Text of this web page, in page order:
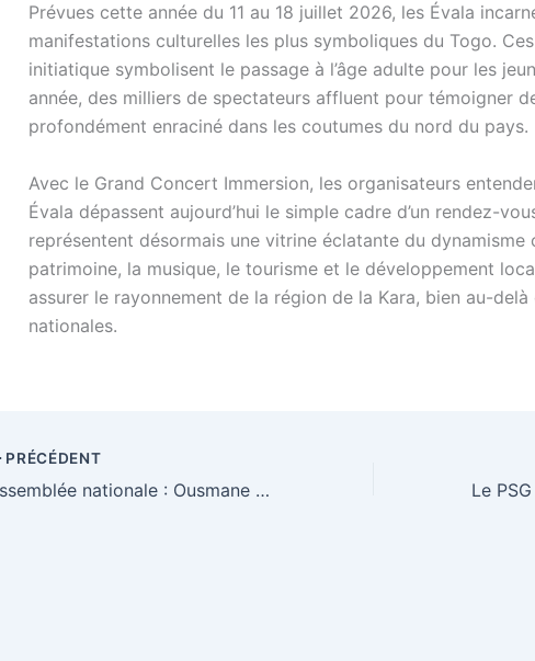
Prévues cette année du 11 au 18 juillet 2026, les Évala
manifestations culturelles les plus symboliques du Togo.
initiatique symbolisent le passage à l’âge adulte pour les
année, des milliers de spectateurs affluent pour témoigner
profondément enraciné dans les coutumes du nord du pays.
Avec le Grand Concert Immersion, les organisateurs
Évala dépassent aujourd’hui le simple cadre d’un rendez-
représentent désormais une vitrine éclatante du
patrimoine, la musique, le tourisme et le développement
assurer le rayonnement de la région de la Kara, bien au-
nationales.
PRÉCÉDENT
Assemblée nationale : Ousmane Sonko dévoile la composition de son cabinet